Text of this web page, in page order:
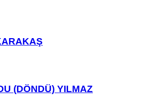
(DÖNDÜ) YILMAZ